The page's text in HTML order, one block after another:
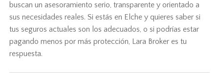
buscan un asesoramiento serio, transparente y orientado a
sus necesidades reales. Si estás en Elche y quieres saber si
tus seguros actuales son los adecuados, o si podrías estar
pagando menos por más protección, Lara Broker es tu
respuesta.